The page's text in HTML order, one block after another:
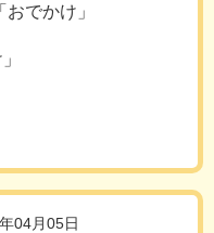
でかけ」
04月05日